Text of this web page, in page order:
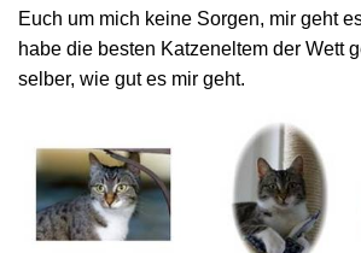
Euch um mich keine Sorgen, mir geht
habe die besten Katzeneltem der Wett
selber, wie gut es mir geht.